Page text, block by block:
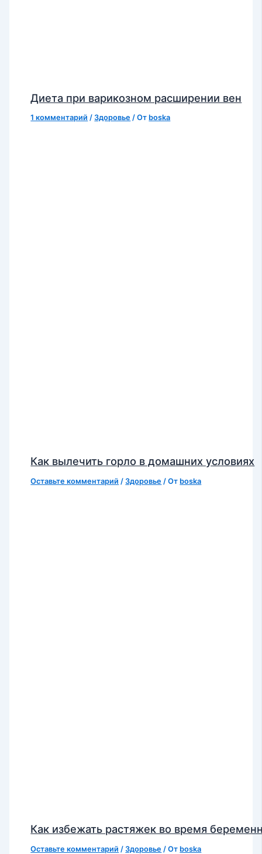
Диета при варикозном расширении вен
1 комментарий /Здоровье / От boska
Как вылечить горло в домашних условиях
Оставьте комментарий /Здоровье / От boska
Как избежать растяжек во время
Оставьте комментарий /Здоровье / От boska